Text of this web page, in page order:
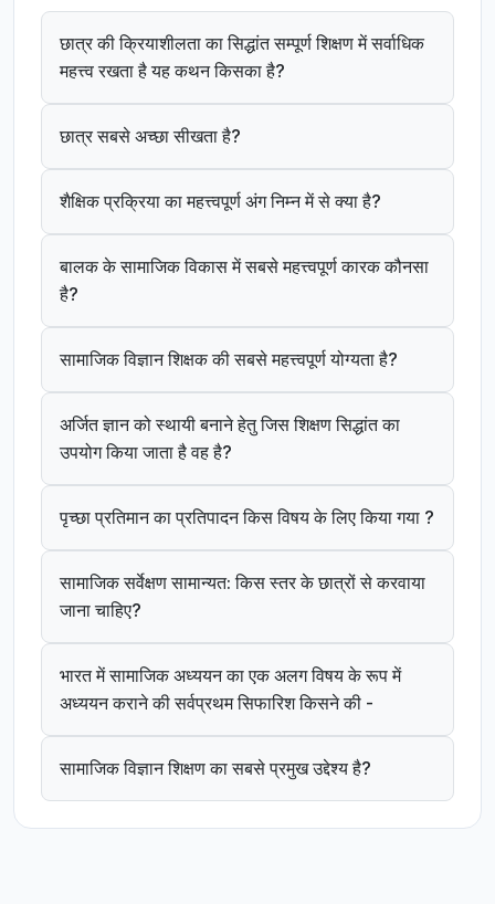
छात्र की क्रियाशीलता का सिद्धांत सम्पूर्ण शिक्षण में सर्वाधिक
महत्त्व रखता है यह कथन किसका है?
छात्र सबसे अच्छा सीखता है?
शैक्षिक प्रक्रिया का महत्त्वपूर्ण अंग निम्न में से क्या है?
बालक के सामाजिक विकास में सबसे महत्त्वपूर्ण कारक कौनसा
है?
सामाजिक विज्ञान शिक्षक की सबसे महत्त्वपूर्ण योग्यता है?
अर्जित ज्ञान को स्थायी बनाने हेतु जिस शिक्षण सिद्धांत का
उपयोग किया जाता है वह है?
पृच्छा प्रतिमान का प्रतिपादन किस विषय के लिए किया गया ?
सामाजिक सर्वेक्षण सामान्यत: किस स्तर के छात्रों से करवाया
जाना चाहिए?
भारत में सामाजिक अध्ययन का एक अलग विषय के रूप में
अध्ययन कराने की सर्वप्रथम सिफारिश किसने की -
सामाजिक विज्ञान शिक्षण का सबसे प्रमुख उद्देश्य है?